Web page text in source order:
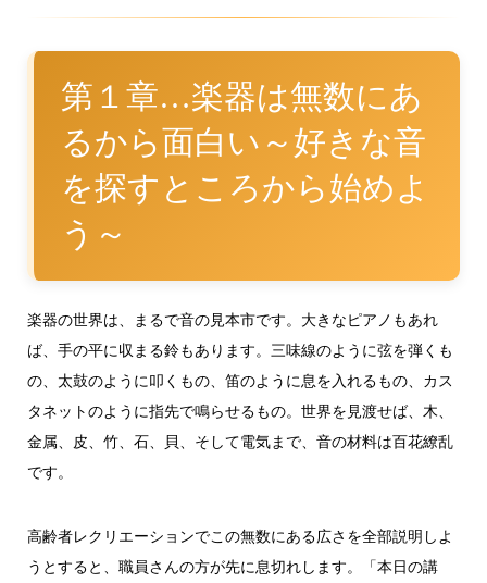
第１章…楽器は無数にあ
るから面白い～好きな音
を探すところから始めよ
う～
楽器の世界は、まるで音の見本市です。大きなピアノもあれ
ば、手の平に収まる鈴もあります。三味線のように弦を弾くも
の、太鼓のように叩くもの、笛のように息を入れるもの、カス
タネットのように指先で鳴らせるもの。世界を見渡せば、木、
金属、皮、竹、石、貝、そして電気まで、音の材料は百花繚乱
です。
高齢者レクリエーションでこの無数にある広さを全部説明しよ
うとすると、職員さんの方が先に息切れします。「本日の講